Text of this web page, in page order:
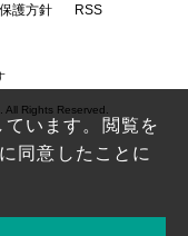
護方針 RSS
Rights Reserved.
います。閲覧を
に同意したことに